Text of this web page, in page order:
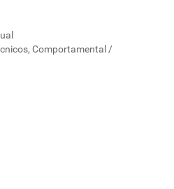
Comportamental /